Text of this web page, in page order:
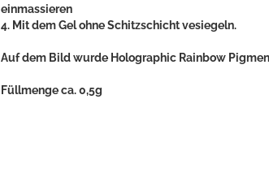
einmassieren
4. Mit dem Gel ohne Schitzschicht vesiegeln.
Auf dem Bild wurde Holographic Rainbow
Füllmenge ca. 0,5g